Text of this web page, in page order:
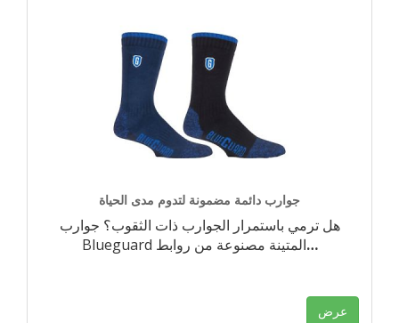
جوارب دائمة مضمونة لتدوم مدى الحياة
هل ترمي باستمرار الجوارب ذات الثقوب؟ جوارب
Blueguard المتينة مصنوعة من روابط…
عرض